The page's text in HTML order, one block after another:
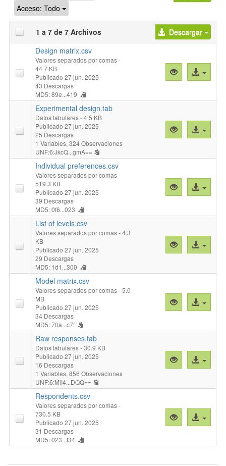
Acceso: Todo
1 a 7 de 7 Archivos
Descargar
Design matrix.csv
Valores separados por comas-
44.7 KB
Publicado 27 jun. 2025
43 Descargas
MD5: 89e...419
Vista
previa
matrix.csv"
Acceso
al
Experimental design.tab
Datos tabulares- 4.5 KB
Publicado 27 jun. 2025
25 Descargas
1 Variables, 324 Observaciones
UNF:6:JkcQ...gmA==
Vista
previa
design.tab"
Acceso
al
Individual preferences.csv
Valores separados por comas-
519.3 KB
Publicado 27 jun. 2025
39 Descargas
MD5: 0f6...023
Vista
previa
Acceso
al
List of levels.csv
Valores separados por comas- 4.3
KB
Publicado 27 jun. 2025
29 Descargas
MD5: 1d1...300
Vista
previa
of
Acceso
al
Model matrix.csv
Valores separados por comas- 5.0
MB
Publicado 27 jun. 2025
34 Descargas
MD5: 70a...c7f
Vista
previa
matrix.csv"
Acceso
al
Raw responses.tab
Datos tabulares- 30.9 KB
Publicado 27 jun. 2025
16 Descargas
1 Variables, 856 Observaciones
UNF:6:MiI4...DQQ==
Vista
previa
responses.tab"
Acceso
al
Respondents.csv
Valores separados por comas-
730.5 KB
Publicado 27 jun. 2025
31 Descargas
MD5: 023...f34
Vista
previa
Acceso
al